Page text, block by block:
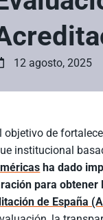
12 agosto, 2025
objetivo de
institucional
ha dado
para
de España